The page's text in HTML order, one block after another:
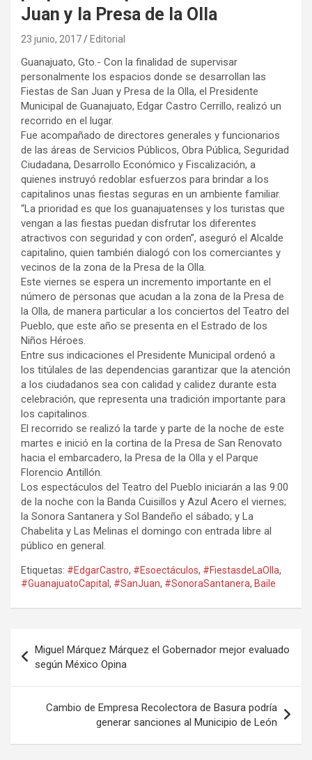
Juan y la Presa de la Olla
23 junio, 2017 Editorial
Guanajuato, Gto.- Con la finalidad de supervisar
personalmente los espacios donde se desarrollan las
Fiestas de San Juan y Presa de la Olla, el Presidente
Municipal de Guanajuato, Edgar Castro Cerrillo, realizó un
recorrido en el lugar.
Fue acompañado de directores generales y funcionarios
de las áreas de Servicios Públicos, Obra Pública, Seguridad
Ciudadana, Desarrollo Económico y Fiscalización, a
quienes instruyó redoblar esfuerzos para brindar a los
capitalinos unas fiestas seguras en un ambiente familiar.
“La prioridad es que los guanajuatenses y los turistas que
vengan a las fiestas puedan disfrutar los diferentes
atractivos con seguridad y con orden”, aseguró el Alcalde
capitalino, quien también dialogó con los comerciantes y
vecinos de la zona de la Presa de la Olla.
Este viernes se espera un incremento importante en el
número de personas que acudan a la zona de la Presa de
la Olla, de manera particular a los conciertos del Teatro del
Pueblo, que este año se presenta en el Estrado de los
Niños Héroes.
Entre sus indicaciones el Presidente Municipal ordenó a
los titúlales de las dependencias garantizar que la atención
a los ciudadanos sea con calidad y calidez durante esta
celebración, que representa una tradición importante para
los capitalinos.
El recorrido se realizó la tarde y parte de la noche de este
martes e inició en la cortina de la Presa de San Renovato
hacia el embarcadero, la Presa de la Olla y el Parque
Florencio Antillón.
Los espectáculos del Teatro del Pueblo iniciarán a las 9:00
de la noche con la Banda Cuisillos y Azul Acero el viernes;
la Sonora Santanera y Sol Bandeño el sábado; y La
Chabelita y Las Melinas el domingo con entrada libre al
público en general.
Etiquetas: #EdgarCastro, #Esoectáculos, #FiestasdeLaOlla,
#GuanajuatoCapital, #SanJuan, #SonoraSantanera, Baile
de
entradas
Miguel Márquez Márquez el Gobernador mejor evaluado
según México Opina
Cambio de Empresa Recolectora de Basura podría
generar sanciones al Municipio de León